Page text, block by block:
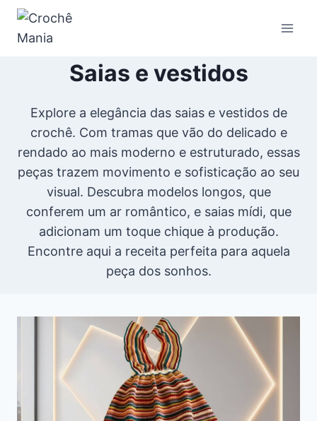
Pular
Saias e vestidos
Explore a elegância das saias e vestidos de
crochê. Com tramas que vão do delicado e
rendado ao mais moderno e estruturado, essas
peças trazem movimento e sofisticação ao seu
visual. Descubra modelos longos, que
conferem um ar romântico, e saias mídi, que
adicionam um toque chique à produção.
Encontre aqui a receita perfeita para aquela
peça dos sonhos.